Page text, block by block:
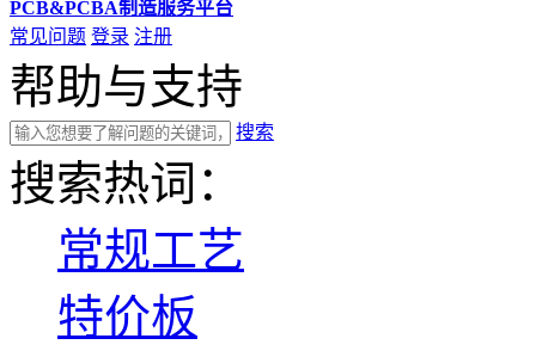
PCB&PCBA制造服务平台
常见问题 登录 注册
帮助与支持
搜索
搜索热词：
常规工艺
特价板